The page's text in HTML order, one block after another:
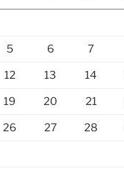
5 6 7
12 13 14
19 20 21
26 27 28